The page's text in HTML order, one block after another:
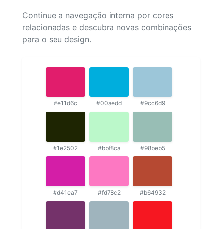
Continue a navegação interna por cores
relacionadas e descubra novas combinações
para o seu design.
#e11d6c #00aedd #9cc6d9
#1e2502 #bbf8ca #98beb5
#d41ea7 #fd78c2 #b64932